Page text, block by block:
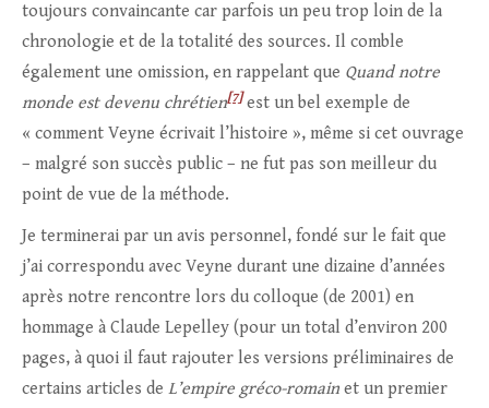
toujours convaincante car parfois un peu trop loin de la
chronologie et de la totalité des sources. Il comble
également une omission, en rappelant que Quand notre
monde est devenu chrétien[7]est un bel exemple de
« comment Veyne écrivait l’histoire », même si cet ouvrage
– malgré son succès public – ne fut pas son meilleur du
point de vue de la méthode.
Je terminerai par un avis personnel, fondé sur le fait que
j’ai correspondu avec Veyne durant une dizaine d’années
après notre rencontre lors du colloque (de 2001) en
hommage à Claude Lepelley (pour un total d’environ 200
pages, à quoi il faut rajouter les versions préliminaires de
certains articles de L’empire gréco-romain et un premier